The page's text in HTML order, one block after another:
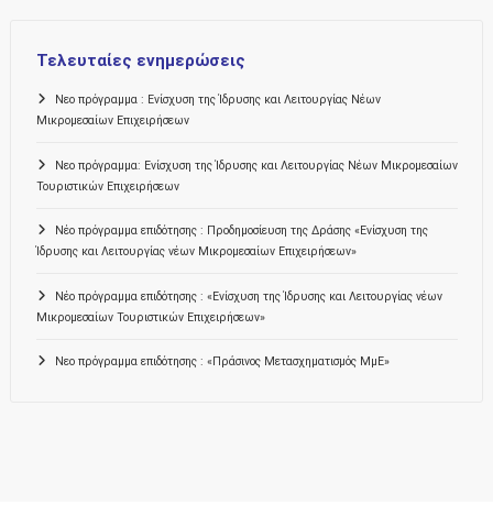
Τελευταίες ενημερώσεις
Νεο πρόγραμμα : Ενίσχυση της Ίδρυσης και Λειτουργίας Νέων
Μικρομεσαίων Επιχειρήσεων
Νεο πρόγραμμα: Ενίσχυση της Ίδρυσης και Λειτουργίας Νέων Μικρομεσαίων
Τουριστικών Επιχειρήσεων
Νέο πρόγραμμα επιδότησης : Προδημοσίευση της Δράσης «Ενίσχυση της
Ίδρυσης και Λειτουργίας νέων Μικρομεσαίων Επιχειρήσεων»
Νέο πρόγραμμα επιδότησης : «Ενίσχυση της Ίδρυσης και Λειτουργίας νέων
Μικρομεσαίων Τουριστικών Επιχειρήσεων»
Νεο πρόγραμμα επιδότησης : «Πράσινος Μετασχηματισμός ΜμΕ»